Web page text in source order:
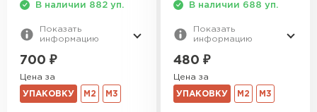
В наличии 882 уп.
Показать
информацию
700 ₽
Цена за
УПАКОВКУ М2 М3
В наличии 688 уп.
Показать
информацию
480 ₽
Цена за
УПАКОВКУ М2 М3